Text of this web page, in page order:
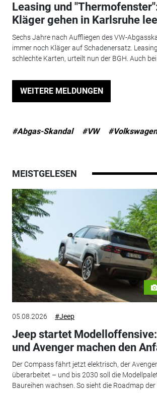
Leasing und
Kläger gehen in Karlsruhe
Sechs Jahre nach Auffliegen des VW-
immer noch Kläger auf Schadenersatz.
schlechte Karten, urteilt nun der BGH. Auch bei
WEITERE MELDUNGEN
#Abgas-Skandal #VW #Volkswagen
MEISTGELESEN
05.08.2026 #Jeep
Jeep startet
und Avenger machen den
Der Compass fährt jetzt elektrisch, der
überarbeitet – und bis 2030 soll die
Baureihen wachsen. So sieht die Roadmap der